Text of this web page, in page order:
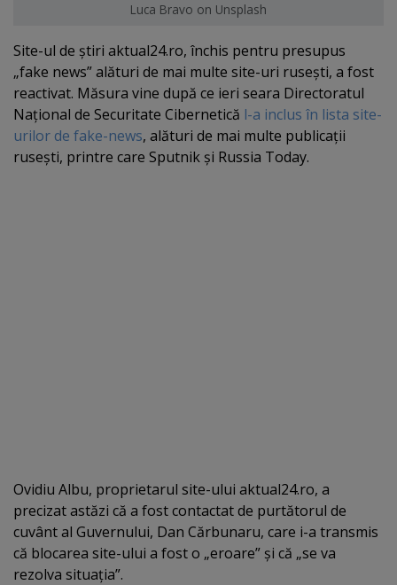
Luca Bravo on Unsplash
Site-ul de ştiri aktual24.ro, închis pentru presupus
„fake news” alături de mai multe site-uri ruseşti, a fost
reactivat. Măsura vine după ce ieri seara Directoratul
Naţional de Securitate Cibernetică l-a inclus în lista site-
urilor de fake-news, alături de mai multe publicaţii
ruseşti, printre care Sputnik şi Russia Today.
Ovidiu Albu, proprietarul site-ului aktual24.ro, a
precizat astăzi că a fost contactat de purtătorul de
cuvânt al Guvernului, Dan Cărbunaru, care i-a transmis
că blocarea site-ului a fost o „eroare” şi că „se va
rezolva situaţia”.